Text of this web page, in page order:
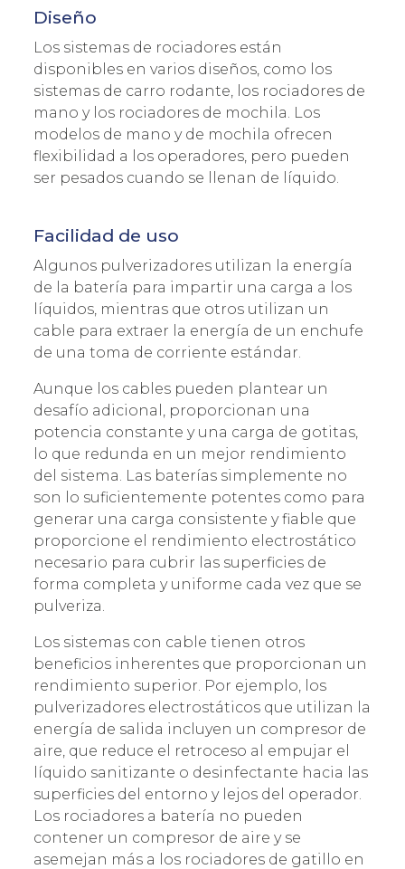
Diseño
Los sistemas de rociadores están
disponibles en varios diseños, como los
sistemas de carro rodante, los rociadores de
mano y los rociadores de mochila. Los
modelos de mano y de mochila ofrecen
flexibilidad a los operadores, pero pueden
ser pesados cuando se llenan de líquido.
Facilidad de uso
Algunos pulverizadores utilizan la energía
de la batería para impartir una carga a los
líquidos, mientras que otros utilizan un
cable para extraer la energía de un enchufe
de una toma de corriente estándar.
Aunque los cables pueden plantear un
desafío adicional, proporcionan una
potencia constante y una carga de gotitas,
lo que redunda en un mejor rendimiento
del sistema. Las baterías simplemente no
son lo suficientemente potentes como para
generar una carga consistente y fiable que
proporcione el rendimiento electrostático
necesario para cubrir las superficies de
forma completa y uniforme cada vez que se
pulveriza.
Los sistemas con cable tienen otros
beneficios inherentes que proporcionan un
rendimiento superior. Por ejemplo, los
pulverizadores electrostáticos que utilizan la
energía de salida incluyen un compresor de
aire, que reduce el retroceso al empujar el
líquido sanitizante o desinfectante hacia las
superficies del entorno y lejos del operador.
Los rociadores a batería no pueden
contener un compresor de aire y se
asemejan más a los rociadores de gatillo en